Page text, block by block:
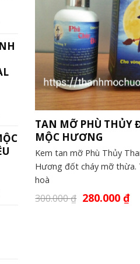
TAN MỠ PHÙ THỦY
MỘC HƯƠNG
Kem tan mỡ Phù Thủy
Hương đốt cháy mỡ thừa.
hoà
300.000₫ 280.000₫